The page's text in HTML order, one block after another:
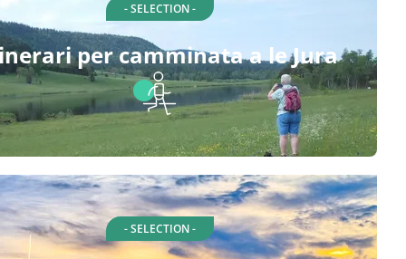
- SELECTION -
per camminata a le Jura
- SELECTION -